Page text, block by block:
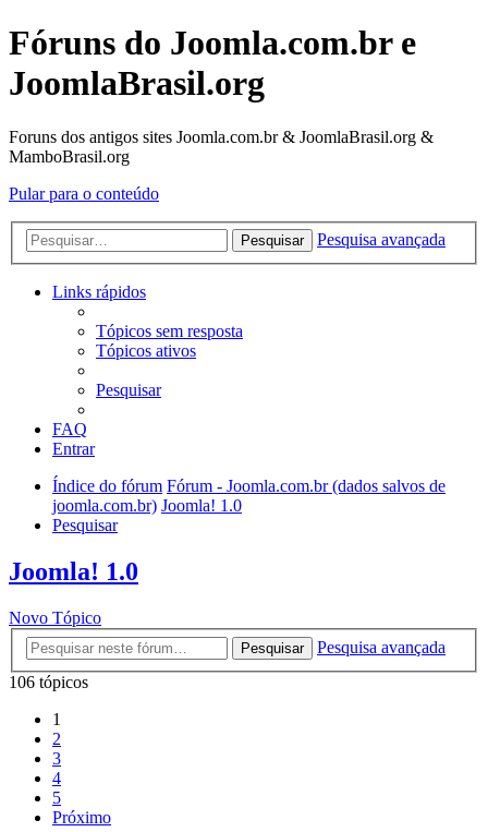
Fóruns do Joomla.com.br e
JoomlaBrasil.org
Foruns dos antigos sites Joomla.com.br & JoomlaBrasil.org &
MamboBrasil.org
Pular para o conteúdo
Pesquisar Pesquisa avançada
Links rápidos
Tópicos sem resposta
Tópicos ativos
Pesquisar
FAQ
Entrar
Índice do fórum Fórum - Joomla.com.br (dados salvos de
joomla.com.br) Joomla! 1.0
Pesquisar
Joomla! 1.0
Novo Tópico
Pesquisar
Pesquisa avançada
106 tópicos
1
2
3
4
5
Próximo